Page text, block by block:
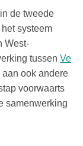
de tweede
systeem
West-
tussen Ve
ook andere
voorwaarts
samenwerking